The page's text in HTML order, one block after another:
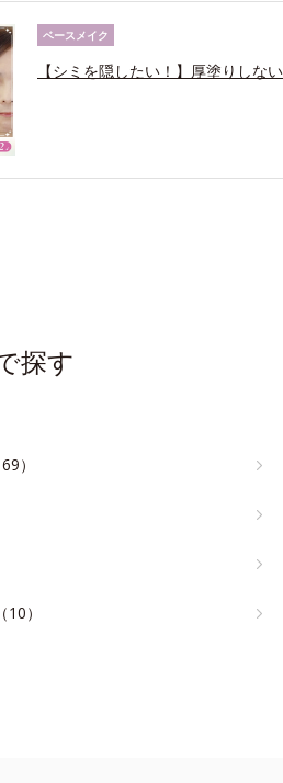
ベースメイク
【シミを隠したい！】厚塗りしな
探す
）
）